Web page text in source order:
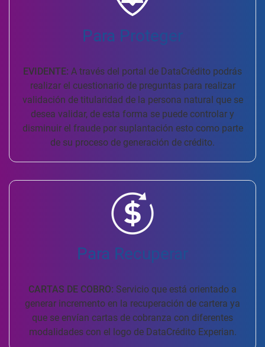
Para Proteger
EVIDENTE: A través del portal de DataCrédito podrás
realizar el cuestionario de preguntas para realizar
validación de titularidad de la persona natural que se
desea validar, de esta forma se puede controlar y
disminuir el fraude por suplantación esto como parte
de su proceso de generación de crédito.
Para Recuperar
CARTAS DE COBRO: Servicio que está orientado a
generar incremento en la recuperación de cartera ya
que se envían cartas de cobranza con diferentes
modalidades con el logo de DataCrédito Experian.